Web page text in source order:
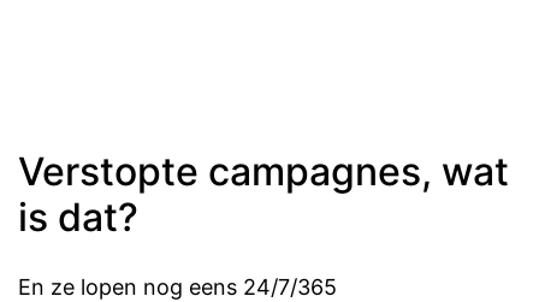
Verstopte campagnes, wat
is dat?
En ze lopen nog eens 24/7/365